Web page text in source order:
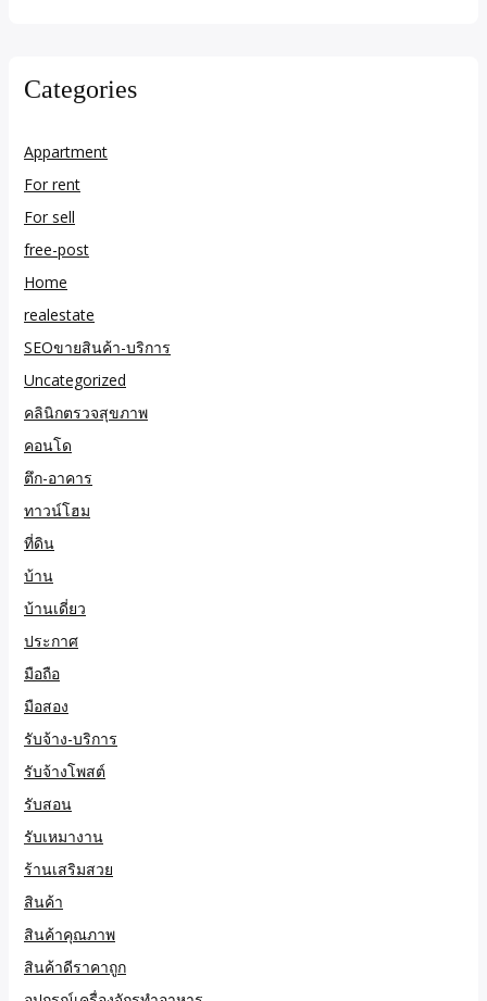
Categories
Appartment
For rent
For sell
free-post
Home
realestate
SEOขายสินค้า-บริการ
Uncategorized
คลินิกตรวจสุขภาพ
คอนโด
ตึก-อาคาร
ทาวน์โฮม
ที่ดิน
บ้าน
บ้านเดี่ยว
ประกาศ
มือถือ
มือสอง
รับจ้าง-บริการ
รับจ้างโพสต์
รับสอน
รับเหมางาน
ร้านเสริมสวย
สินค้า
สินค้าคุณภาพ
สินค้าดีราคาถูก